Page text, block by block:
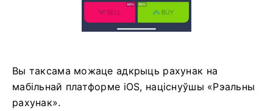
Вы таксама можаце адкрыць рахунак на
мабільнай платформе iOS, націснуўшы «Рэальны
рахунак».